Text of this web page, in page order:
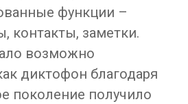
функции –
контакты, заметки.
возможно
диктофон благодаря
поколение получило